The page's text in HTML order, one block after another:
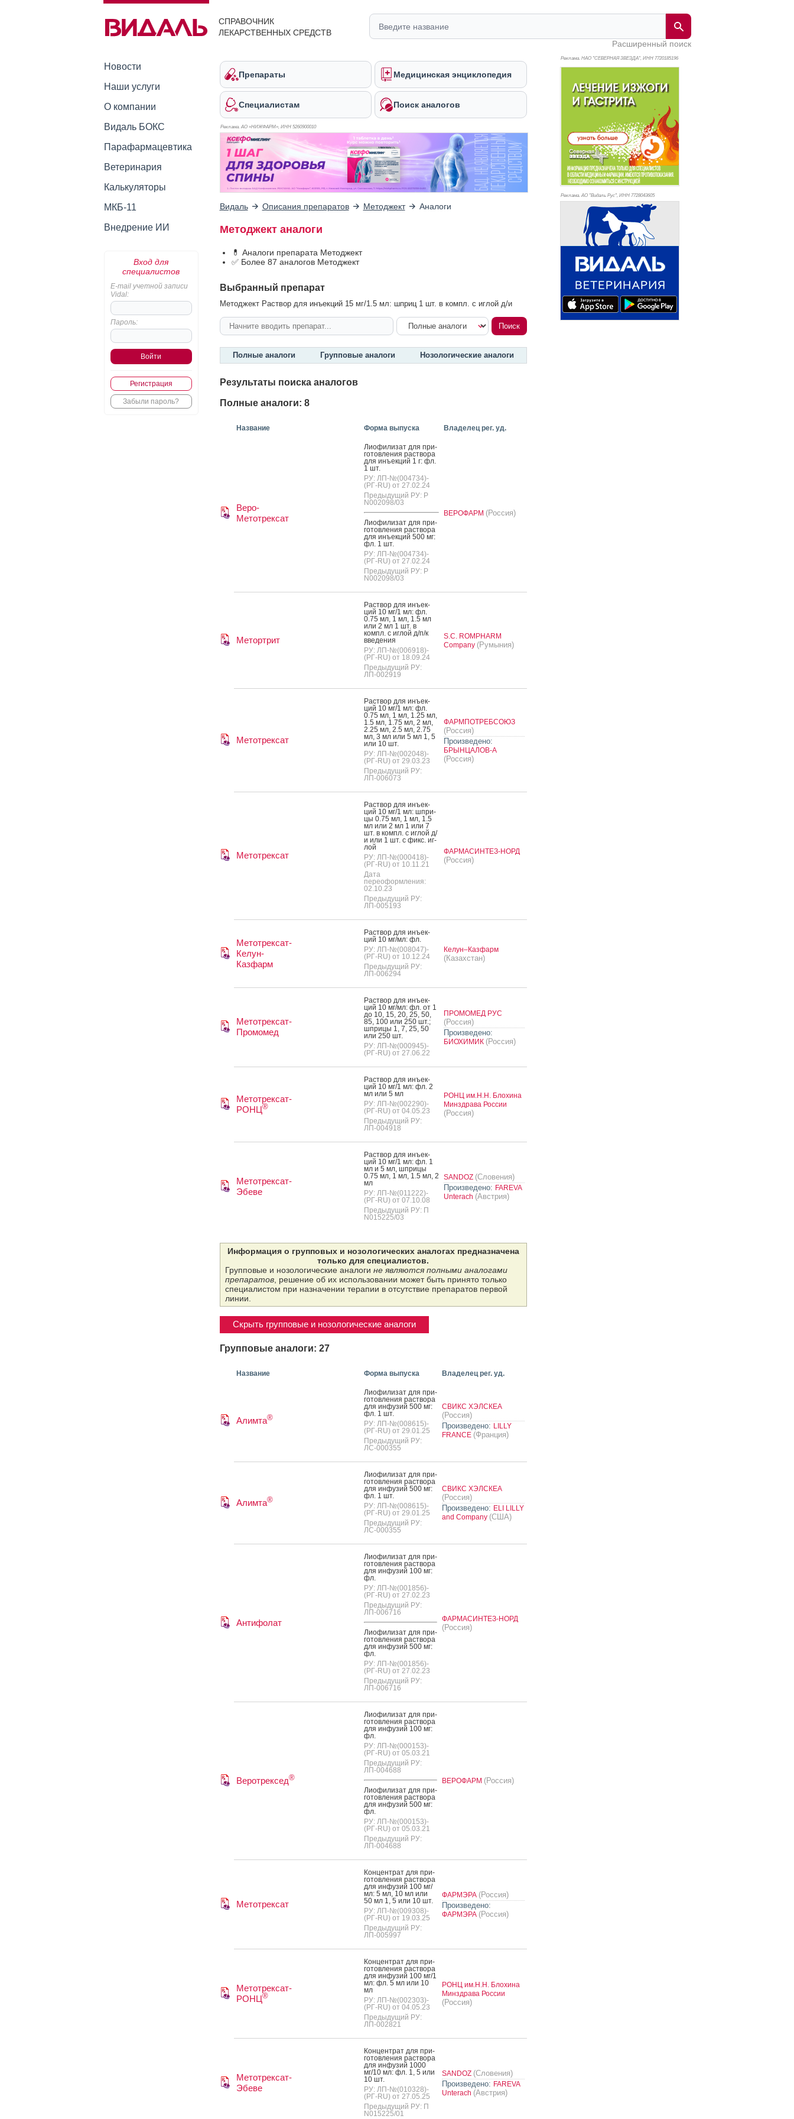
СПРАВОЧНИК
ЛЕКАРСТВЕННЫХ СРЕДСТВ
Расширенный поиск
Новости
Наши услуги
О компании
Видаль БОКС
Парафармацевтика
Ветеринария
Калькуляторы
МКБ-11
Внедрение ИИ
Вход для
специалистов
E-mail учетной записи
Vidal:
Пароль:
Регистрация
Забыли пароль?
Препараты Медицинская энциклопедия
Специалистам Поиск аналогов
Реклама. АО «НИЖФАРМ», ИНН 5260900010
Видаль Описания препаратов Методжект Аналоги
Методжект аналоги
💊 Аналоги препарата Методжект
✅ Более 87 аналогов Методжект
Выбранный препарат
Методжект Раствор для инъекций 15 мг/1.5 мл: шприц 1 шт. в компл. с иглой д/и
Полные аналоги Групповые аналоги Нозологические аналоги
Результаты поиска аналогов
Полные аналоги: 8
Название Форма выпуска Владелец рег. уд.
Веро-
Метотрексат
Ли­офи­лизат для при­
готов­ле­ния рас­тво­ра
для инъ­ек­ций 1 г: фл.
1 шт.
РУ: ЛП-№(004734)-
(РГ-RU) от 27.02.24
Предыдущий РУ: Р
N002098/03
Ли­офи­лизат для при­
готов­ле­ния рас­тво­ра
для инъ­ек­ций 500 мг:
фл. 1 шт.
РУ: ЛП-№(004734)-
(РГ-RU) от 27.02.24
Предыдущий РУ: Р
N002098/03
ВЕРОФАРМ (Россия)
Метортрит
Рас­твор для инъ­ек­
ций 10 мг/1 мл: фл.
0.75 мл, 1 мл, 1.5 мл
или 2 мл 1 шт. в
компл. с иг­лой д/п/к
вве­дения
РУ: ЛП-№(006918)-
(РГ-RU) от 18.09.24
Предыдущий РУ:
ЛП-002919
S.C. ROMPHARM
Company (Румыния)
Метотрексат
Рас­твор для инъ­ек­
ций 10 мг/1 мл: фл.
0.75 мл, 1 мл, 1.25 мл,
1.5 мл, 1.75 мл, 2 мл,
2.25 мл, 2.5 мл, 2.75
мл, 3 мл или 5 мл 1, 5
или 10 шт.
РУ: ЛП-№(002048)-
(РГ-RU) от 29.03.23
Предыдущий РУ:
ЛП-006073
ФАРМПОТРЕБСОЮЗ
(Россия)
Произведено:
БРЫНЦАЛОВ-А
(Россия)
Метотрексат
Рас­твор для инъ­ек­
ций 10 мг/1 мл: шпри­
цы 0.75 мл, 1 мл, 1.5
мл или 2 мл 1 или 7
шт. в компл. с иг­лой д/
и или 1 шт. с фикс. иг­
лой
РУ: ЛП-№(000418)-
(РГ-RU) от 10.11.21
Дата
переоформления:
02.10.23
Предыдущий РУ:
ЛП-005193
ФАРМАСИНТЕЗ-НОРД
(Россия)
Метотрексат-
Келун-
Казфарм
Рас­твор для инъ­ек­
ций 10 мг/мл: фл.
РУ: ЛП-№(008047)-
(РГ-RU) от 10.12.24
Предыдущий РУ:
ЛП-006294
Келун–Казфарм
(Казахстан)
Метотрексат-
Промомед
Рас­твор для инъ­ек­
ций 10 мг/мл: фл. от 1
до 10, 15, 20, 25, 50,
85, 100 или 250 шт.;
шпри­цы 1, 7, 25, 50
или 250 шт.
РУ: ЛП-№(000945)-
(РГ-RU) от 27.06.22
ПРОМОМЕД РУС
(Россия)
Произведено:
БИОХИМИК (Россия)
Метотрексат-
РОНЦ®
Рас­твор для инъ­ек­
ций 10 мг/1 мл: фл. 2
мл или 5 мл
РУ: ЛП-№(002290)-
(РГ-RU) от 04.05.23
Предыдущий РУ:
ЛП-004918
РОНЦ им.Н.Н. Блохина
Минздрава России
(Россия)
Метотрексат-
Эбеве
Рас­твор для инъ­ек­
ций 10 мг/1 мл: фл. 1
мл и 5 мл, шпри­цы
0.75 мл, 1 мл, 1.5 мл, 2
мл
РУ: ЛП-№(011222)-
(РГ-RU) от 07.10.08
Предыдущий РУ: П
N015225/03
SANDOZ (Словения)
Произведено: FAREVA
Unterach (Австрия)
Информация о групповых и нозологических аналогах предназначена
только для специалистов.
Групповые и нозологические аналоги не являются полными аналогами
препаратов, решение об их использовании может быть принято только
специалистом при назначении терапии в отсутствие препаратов первой
линии.
Скрыть групповые и нозологические аналоги
Групповые аналоги: 27
Название Форма выпуска Владелец рег. уд.
Алимта®
Ли­офи­лизат для при­
готов­ле­ния рас­тво­ра
для ин­фу­зий 500 мг:
фл. 1 шт.
РУ: ЛП-№(008615)-
(РГ-RU) от 29.01.25
Предыдущий РУ:
ЛС-000355
СВИКС ХЭЛСКЕА
(Россия)
Произведено: LILLY
FRANCE (Франция)
Алимта®
Ли­офи­лизат для при­
готов­ле­ния рас­тво­ра
для ин­фу­зий 500 мг:
фл. 1 шт.
РУ: ЛП-№(008615)-
(РГ-RU) от 29.01.25
Предыдущий РУ:
ЛС-000355
СВИКС ХЭЛСКЕА
(Россия)
Произведено: ELI LILLY
and Company (США)
Антифолат
Ли­офи­лизат для при­
готов­ле­ния рас­тво­ра
для ин­фу­зий 100 мг:
фл.
РУ: ЛП-№(001856)-
(РГ-RU) от 27.02.23
Предыдущий РУ:
ЛП-006716
Ли­офи­лизат для при­
готов­ле­ния рас­тво­ра
для ин­фу­зий 500 мг:
фл.
РУ: ЛП-№(001856)-
(РГ-RU) от 27.02.23
Предыдущий РУ:
ЛП-006716
ФАРМАСИНТЕЗ-НОРД
(Россия)
Веротрексед®
Ли­офи­лизат для при­
готов­ле­ния рас­тво­ра
для ин­фу­зий 100 мг:
фл.
РУ: ЛП-№(000153)-
(РГ-RU) от 05.03.21
Предыдущий РУ:
ЛП-004688
Ли­офи­лизат для при­
готов­ле­ния рас­тво­ра
для ин­фу­зий 500 мг:
фл.
РУ: ЛП-№(000153)-
(РГ-RU) от 05.03.21
Предыдущий РУ:
ЛП-004688
ВЕРОФАРМ (Россия)
Метотрексат
Кон­цен­трат для при­
готов­ле­ния рас­тво­ра
для ин­фу­зий 100 мг/
мл: 5 мл, 10 мл или
50 мл 1, 5 или 10 шт.
РУ: ЛП-№(009308)-
(РГ-RU) от 19.03.25
Предыдущий РУ:
ЛП-005997
ФАРМЭРА (Россия)
Произведено:
ФАРМЭРА (Россия)
Метотрексат-
РОНЦ®
Кон­цен­трат для при­
готов­ле­ния рас­тво­ра
для ин­фу­зий 100 мг/1
мл: фл. 5 мл или 10
мл
РУ: ЛП-№(002303)-
(РГ-RU) от 04.05.23
Предыдущий РУ:
ЛП-002821
РОНЦ им.Н.Н. Блохина
Минздрава России
(Россия)
Метотрексат-
Эбеве
Кон­цен­трат для при­
готов­ле­ния рас­тво­ра
для ин­фу­зий 1000
мг/10 мл: фл. 1, 5 или
10 шт.
РУ: ЛП-№(010328)-
(РГ-RU) от 27.05.25
Предыдущий РУ: П
N015225/01
SANDOZ (Словения)
Произведено: FAREVA
Unterach (Австрия)
Реклама. НАО "СЕВЕРНАЯ ЗВЕЗДА", ИНН 7720185196
Реклама. АО "Видаль Рус", ИНН 7728043605